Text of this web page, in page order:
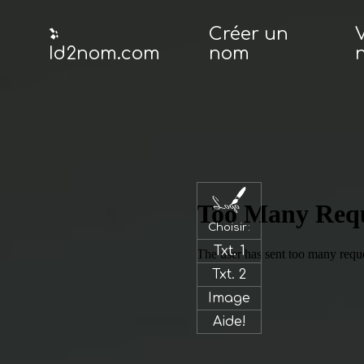
Id2nom.com
Créer un
nom
Choisir:
Txt. 1
Txt. 2
Image
Aide!